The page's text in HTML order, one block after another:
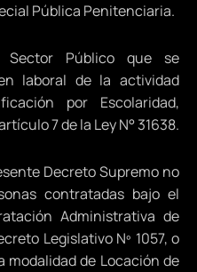
Pública Penitenciaria.
Sector Público que se
laboral de la actividad
por Escolaridad,
7 de la Ley N° 31638.
Decreto Supremo no
contratadas bajo el
Administrativa de
Legislativo Nº 1057, o
modalidad de Locación de